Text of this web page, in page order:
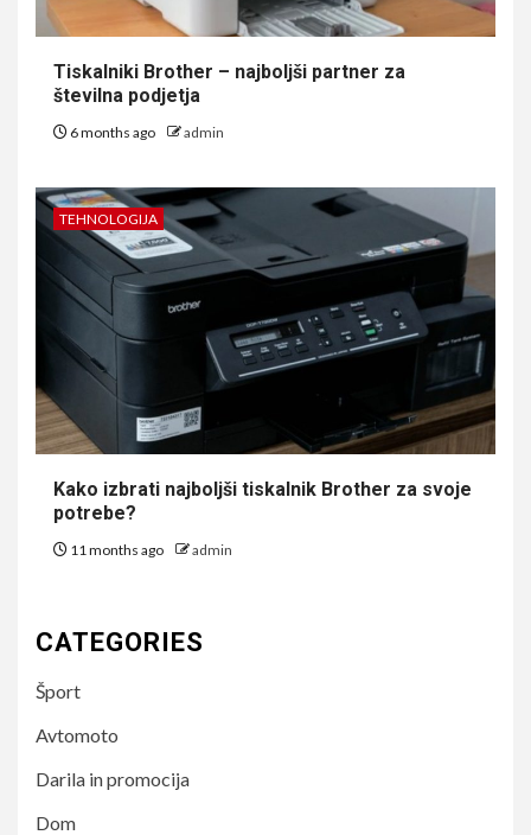
Tiskalniki Brother – najboljši partner za
številna podjetja
6 months ago admin
TEHNOLOGIJA
Kako izbrati najboljši tiskalnik Brother za svoje
potrebe?
11 months ago admin
CATEGORIES
Šport
Avtomoto
Darila in promocija
Dom